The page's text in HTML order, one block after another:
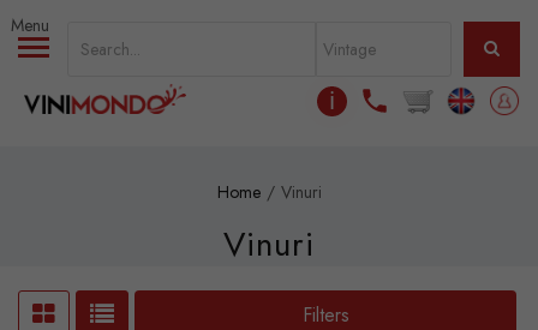
Skip to main content
ℹ
Home Vinuri
Vinuri
Filters